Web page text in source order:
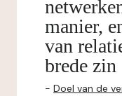
manier,
van
brede zin
- Doel van de